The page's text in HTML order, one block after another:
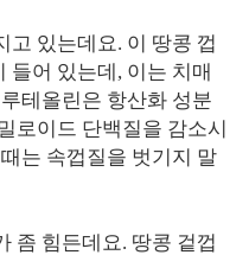
고 있는데요. 이 땅콩 껍
들어 있는데, 이는 치매
테올린은 항산화 성분
로이드 단백질을 감소시
는 속껍질을 벗기지 말
좀 힘든데요. 땅콩 겉껍